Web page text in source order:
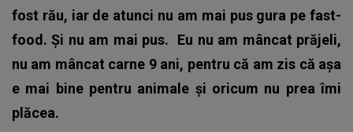
fost rău, iar de atunci nu am mai pus gura pe fast-
food. Și nu am mai pus. Eu nu am mâncat prăjeli,
nu am mâncat carne 9 ani, pentru că am zis că așa
e mai bine pentru animale și oricum nu prea îmi
plăcea.